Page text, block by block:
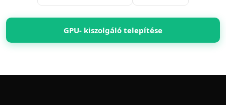
GPU- kiszolgáló telepítése